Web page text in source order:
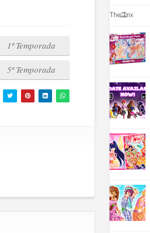
1º Temporada
5º Temporada
The Trix